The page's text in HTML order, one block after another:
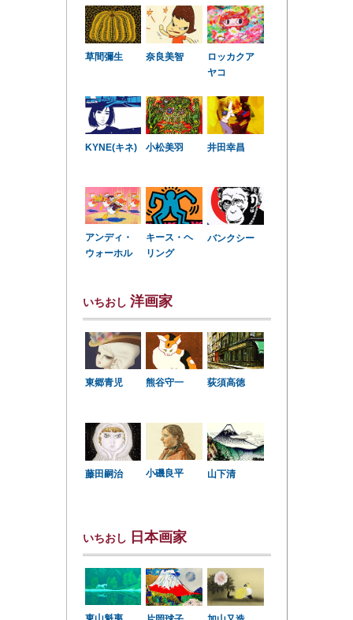
草間彌生 奈良美智
ロッカクア
ヤコ
KYNE(キネ) 小松美羽 井田幸昌
アンディ・
ウォーホル
キース・ヘ
リング
バンクシー
いちおし 洋画家
東郷青児 熊谷守一 荻須高徳
藤田嗣治 小磯良平 山下清
いちおし 日本画家